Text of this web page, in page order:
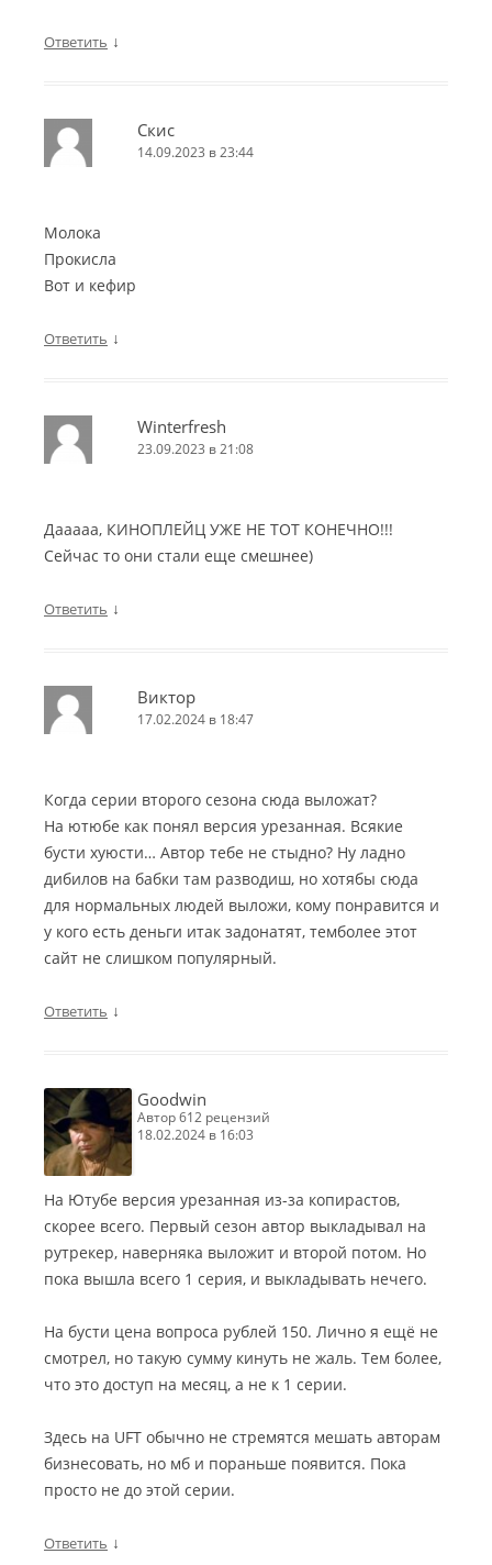
Ответить ↓
Скис
14.09.2023 в 23:44
Молока
Прокисла
Вот и кефир
Ответить ↓
Winterfresh
23.09.2023 в 21:08
Дааааа, КИНОПЛЕЙЦ УЖЕ НЕ ТОТ КОНЕЧНО!!!
Сейчас то они стали еще смешнее)
Ответить ↓
Виктор
17.02.2024 в 18:47
Когда серии второго сезона сюда выложат?
На ютюбе как понял версия урезанная. Всякие
бусти хуюсти… Автор тебе не стыдно? Ну ладно
дибилов на бабки там разводиш, но хотябы сюда
для нормальных людей выложи, кому понравится и
у кого есть деньги итак задонатят, темболее этот
сайт не слишком популярный.
Ответить ↓
Goodwin
автор 612 рецензий
18.02.2024 в 16:03
На Ютубе версия урезанная из-за копирастов,
скорее всего. Первый сезон автор выкладывал на
рутрекер, наверняка выложит и второй потом. Но
пока вышла всего 1 серия, и выкладывать нечего.
На бусти цена вопроса рублей 150. Лично я ещё не
смотрел, но такую сумму кинуть не жаль. Тем более,
что это доступ на месяц, а не к 1 серии.
Здесь на UFT обычно не стремятся мешать авторам
бизнесовать, но мб и пораньше появится. Пока
просто не до этой серии.
Ответить ↓